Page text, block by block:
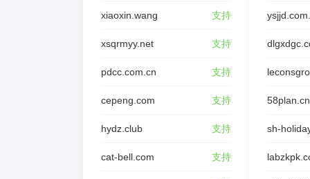
xiaoxin.wang 支持
xsqrmyy.net 支持
pdcc.com.cn 支持
cepeng.com 支持
hydz.club 支持
cat-bell.com 支持
58plan.cn
sh-